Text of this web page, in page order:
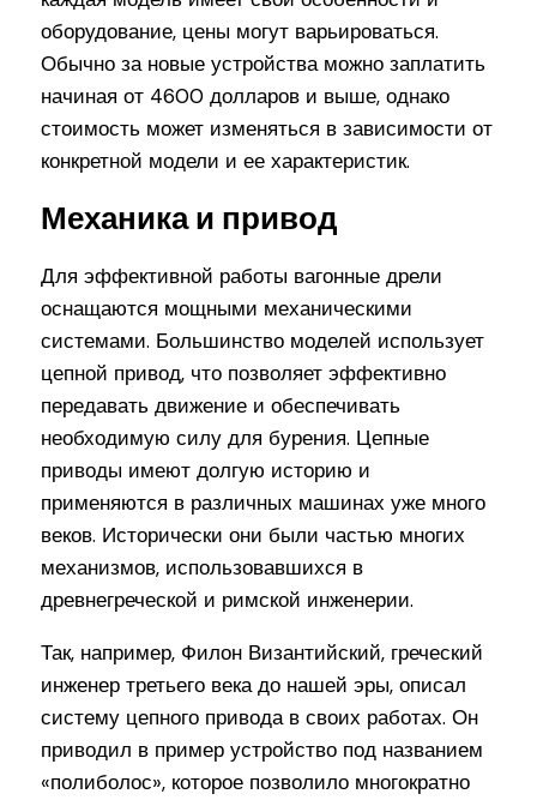
оборудование, цены могут варьироваться.
Обычно за новые устройства можно заплатить
начиная от 4600 долларов и выше, однако
стоимость может изменяться в зависимости от
конкретной модели и ее характеристик.
Механика и привод
Для эффективной работы вагонные дрели
оснащаются мощными механическими
системами. Большинство моделей использует
цепной привод, что позволяет эффективно
передавать движение и обеспечивать
необходимую силу для бурения. Цепные
приводы имеют долгую историю и
применяются в различных машинах уже много
веков. Исторически они были частью многих
механизмов, использовавшихся в
древнегреческой и римской инженерии.
Так, например, Филон Византийский, греческий
инженер третьего века до нашей эры, описал
систему цепного привода в своих работах. Он
приводил в пример устройство под названием
«полиболос», которое позволило многократно